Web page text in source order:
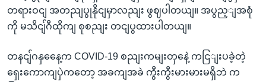
တရားဝငျ အတညျပွုနိုငျမှာလညျး ဖွဈပါတယျ။ အပွည့ျအစုံ
ကို မသိငျ်ဂီထိုကျ စုစညျး တငျပွထားပါတယျ။
တနငျ်ဂနှနေေ့က COVID-19 စညျးကမျးတှနေဲ့ ကငြျးပခဲ့တဲ့
ရှေးကောကျပှဲကတော့ အခကျအခဲ ကွီးကွီးမားမားမရှိဘဲ က